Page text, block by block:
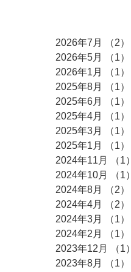
2026年7月 （2）
2026年5月
（1）
2026年1月
（1）
2025年8月
（1）
2025年6月
（1）
2025年4月
（1）
2025年3月
（1）
2025年1月
（1）
2024年11月
（1）
2024年10月
（1）
2024年8月
（2）
2024年4月
（2）
2024年3月
（1）
2024年2月
（1）
2023年12月
（1）
2023年8月
（1）